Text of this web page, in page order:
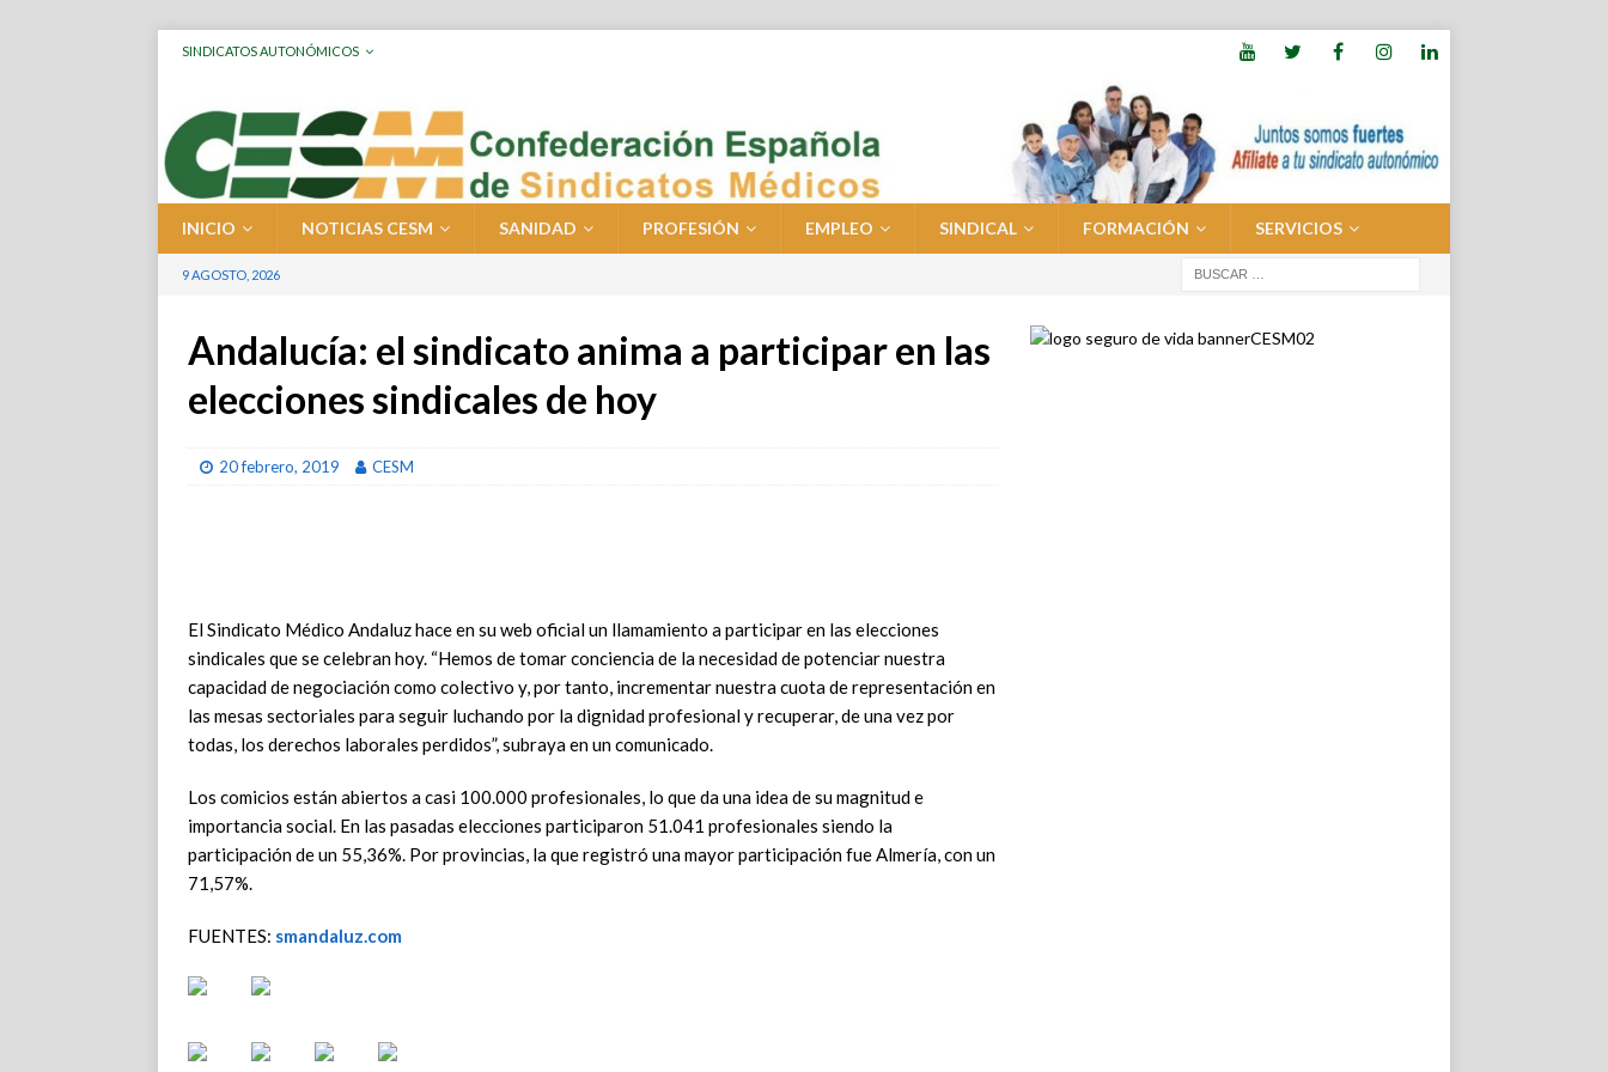
SINDICATOS AUTONÓMICOS
INICIO NOTICIAS CESM SANIDAD PROFESIÓN EMPLEO SINDICAL FORMACIÓN SERVICIOS
9 AGOSTO, 2026
Andalucía: el sindicato anima a participar en las
elecciones sindicales de hoy
20 febrero, 2019 CESM
El Sindicato Médico Andaluz hace en su web oficial un llamamiento a participar en las elecciones
sindicales que se celebran hoy. “Hemos de tomar conciencia de la necesidad de potenciar nuestra
capacidad de negociación como colectivo y, por tanto, incrementar nuestra cuota de representación en
las mesas sectoriales para seguir luchando por la dignidad profesional y recuperar, de una vez por
todas, los derechos laborales perdidos”, subraya en un comunicado.
Los comicios están abiertos a casi 100.000 profesionales, lo que da una idea de su magnitud e
importancia social. En las pasadas elecciones participaron 51.041 profesionales siendo la
participación de un 55,36%. Por provincias, la que registró una mayor participación fue Almería, con un
71,57%.
FUENTES: smandaluz.com